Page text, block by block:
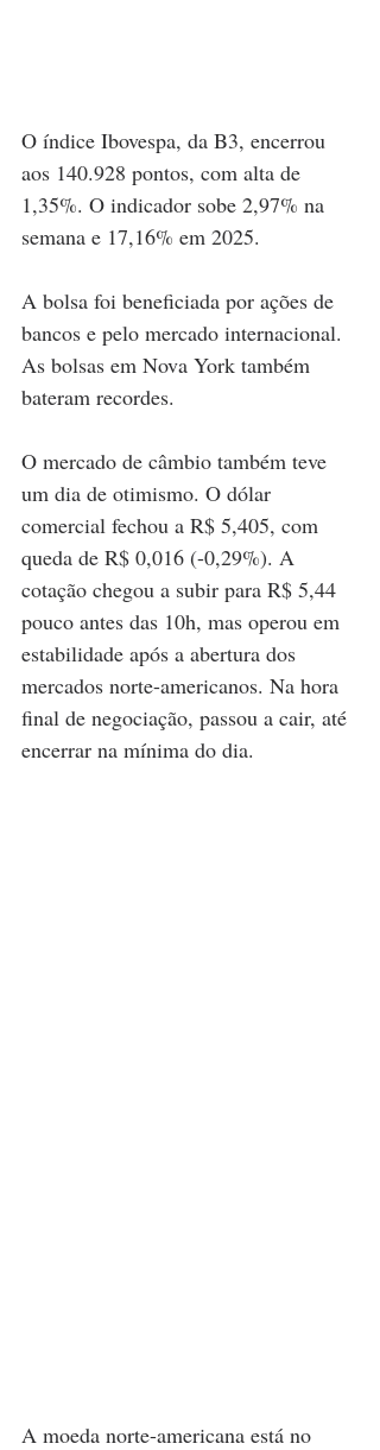
O índice Ibovespa, da B3, encerrou
aos 140.928 pontos, com alta de
1,35%. O indicador sobe 2,97% na
semana e 17,16% em 2025.
A bolsa foi beneficiada por ações de
bancos e pelo mercado internacional.
As bolsas em Nova York também
bateram recordes.
O mercado de câmbio também teve
um dia de otimismo. O dólar
comercial fechou a R$ 5,405, com
queda de R$ 0,016 (-0,29%). A
cotação chegou a subir para R$ 5,44
pouco antes das 10h, mas operou em
estabilidade após a abertura dos
mercados norte-americanos. Na hora
final de negociação, passou a cair, até
encerrar na mínima do dia.
A moeda norte-americana está no